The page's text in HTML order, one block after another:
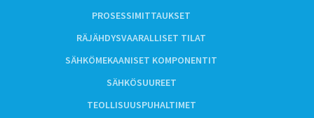
PROSESSIMITTAUKSET
RÄJÄHDYSVAARALLISET TILAT
SÄHKÖMEKAANISET KOMPONENTIT
SÄHKÖSUUREET
TEOLLISUUSPUHALTIMET